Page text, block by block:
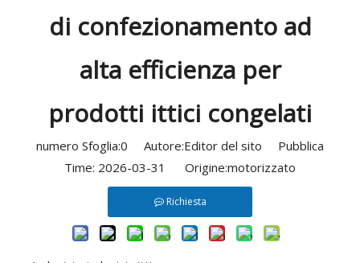
di confezionamento ad
alta efficienza per
prodotti ittici congelati
numero Sfoglia:0 Autore:Editor del sito Pubblica
Time: 2026-03-31 Origine:motorizzato
Richiesta